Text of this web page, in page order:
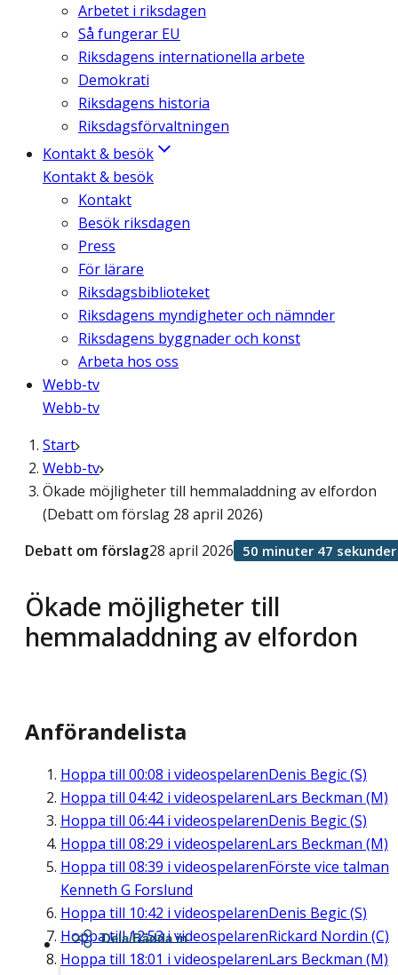
Arbetet i riksdagen
Så fungerar EU
Riksdagens internationella arbete
Demokrati
Riksdagens historia
Riksdagsförvaltningen
Kontakt & besök
Kontakt & besök
Kontakt
Besök riksdagen
Press
För lärare
Riksdagsbiblioteket
Riksdagens myndigheter och nämnder
Riksdagens byggnader och konst
Arbeta hos oss
Webb-tv
Webb-tv
Start
Webb-tv
Ökade möjligheter till hemmaladdning av elfordon
(Debatt om förslag 28 april 2026)
Ökade möjligheter till
hemmaladdning av elfordon
Debatt om förslag28 april 2026 50 minuter 47 sekunder
Anförandelista
Hoppa till 00:08 i videospelarenDenis Begic (S)
Hoppa till 04:42 i videospelarenLars Beckman (M)
Hoppa till 06:44i videospelarenDenis Begic (S)
Hoppa till 08:29 i videospelarenLars Beckman (M)
Hoppa till 08:39 i videospelarenFörste vice talman
Kenneth G Forslund
Hoppa till 10:42 i videospelarenDenis Begic (S)
Hoppa till12:53i videospelarenRickard Nordin (C)
Hoppa till 18:01 i videospelarenLars Beckman (M)
Dela/Bädda in